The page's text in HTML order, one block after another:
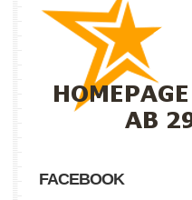
FACEBOOK